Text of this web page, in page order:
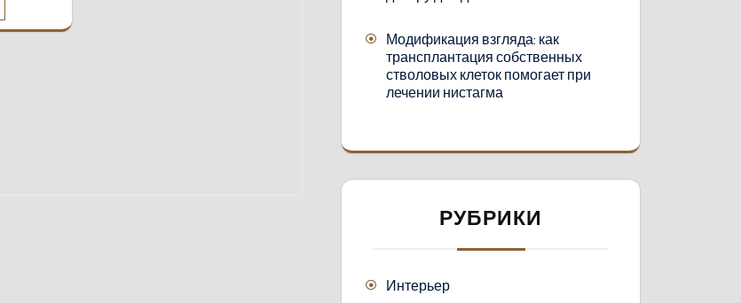
Модификация взгляда: как
трансплантация собственных
стволовых клеток помогает при
лечении нистагма
РУБРИКИ
Интерьер